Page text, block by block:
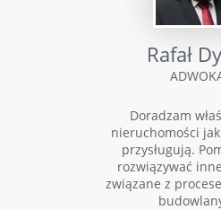
Rafał
Doradzam
nieruchomości
przysługują.
rozwiązywać
związane z